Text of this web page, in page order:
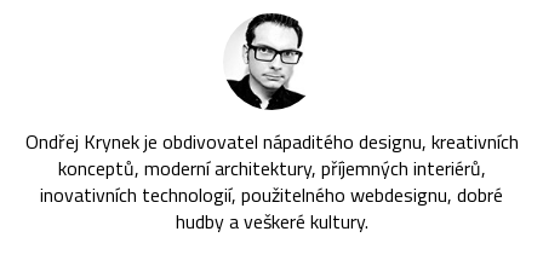
Ondřej Krynek je obdivovatel nápaditého designu, kreativních
konceptů, moderní architektury, příjemných interiérů,
inovativních technologií, použitelného webdesignu, dobré
hudby a veškeré kultury.